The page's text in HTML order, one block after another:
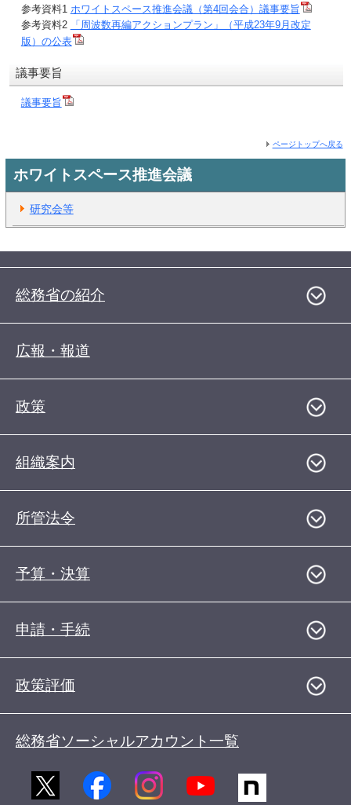
参考資料1 ホワイトスペース推進会議（第4回会合）議事要旨
参考資料2
「周波数再編アクションプラン」（平成23年9月改定
版）の公表
議事要旨
議事要旨
ページトップへ戻る
ホワイトスペース推進会議
研究会等
総務省の紹介
広報・報道
政策
組織案内
所管法令
予算・決算
申請・手続
政策評価
総務省ソーシャルアカウント一覧